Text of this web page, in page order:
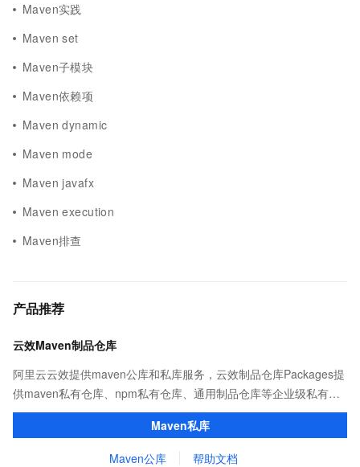
Maven实践
Maven set
Maven子模块
Maven依赖项
Maven dynamic
Maven mode
Maven javafx
Maven execution
Maven排查
产品推荐
云效Maven制品仓库
阿里云云效提供maven公库和私库服务，云效制品仓库Packages提
供maven私有仓库、npm私有仓库、通用制品仓库等企业级私有制
品仓库，用于maven、npm等软件包和依赖管理。且不限容量、免
Maven私库
Maven公库 帮助文档